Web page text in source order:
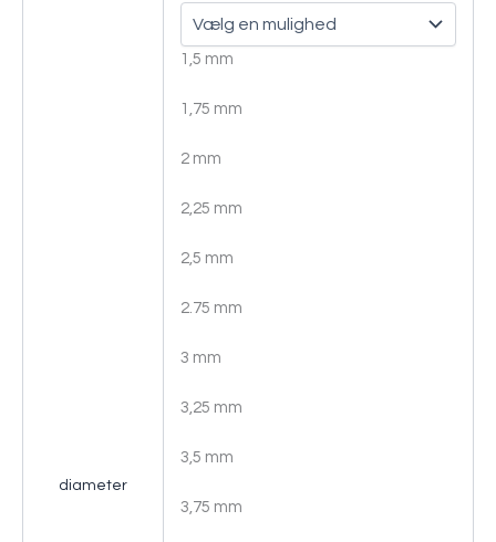
diameter
1,5 mm
1,75 mm
2 mm
2,25 mm
2,5 mm
2.75 mm
3 mm
3,25 mm
3,5 mm
3,75 mm